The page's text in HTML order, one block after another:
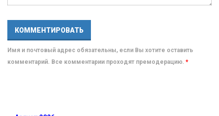
Имя и почтовый адрес обязательны, если Вы хотите оставить
комментарий. Все комментарии проходят премодерацию. *